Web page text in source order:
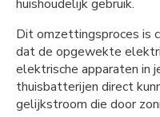
huishoudelijk gebruik.
Dit omzettingsproces is
dat de opgewekte
elektrische apparaten in
thuisbatterijen direct
gelijkstroom die door